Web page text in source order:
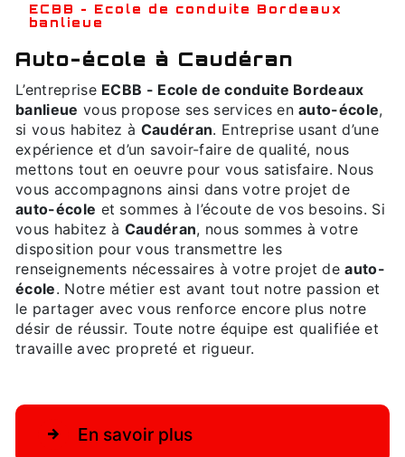
ECBB - Ecole de conduite Bordeaux
banlieue
auto-école à Caudéran
L’entreprise ECBB - Ecole de conduite Bordeaux
banlieue vous propose ses services enauto-école,
si vous habitez à Caudéran. Entreprise usant d’une
expérience et d’un savoir-faire de qualité, nous
mettons tout en oeuvre pour vous satisfaire. Nous
vous accompagnons ainsi dans votre projet de
auto-école et sommes à l’écoute de vos besoins. Si
vous habitez à Caudéran, nous sommes à votre
disposition pour vous transmettre les
renseignements nécessaires à votre projet deauto-
école. Notre métier est avant tout notre passion et
le partager avec vous renforce encore plus notre
désir de réussir. Toute notre équipe est qualifiée et
travaille avec propreté et rigueur.
En savoir plus